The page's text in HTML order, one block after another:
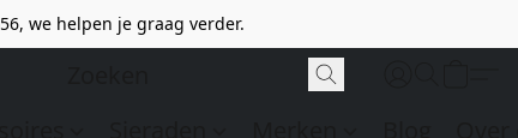
we helpen je graag verder.